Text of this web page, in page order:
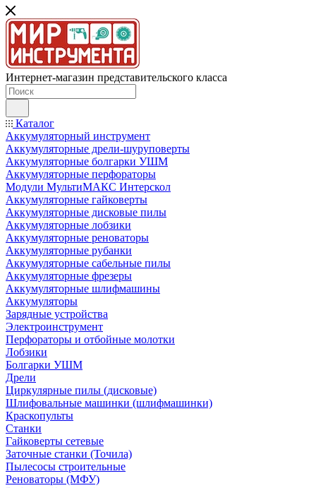
Интернет-магазин представительского класса
Каталог
Аккумуляторный инструмент
Аккумуляторные дрели-шуруповерты
Аккумуляторные болгарки УШМ
Аккумуляторные перфораторы
Модули МультиМАКС Интерскол
Аккумуляторные гайковерты
Аккумуляторные дисковые пилы
Аккумуляторные лобзики
Аккумуляторные реноваторы
Аккумуляторные рубанки
Аккумуляторные сабельные пилы
Аккумуляторные фрезеры
Аккумуляторные шлифмашины
Аккумуляторы
Зарядные устройства
Электроинструмент
Перфораторы и отбойные молотки
Лобзики
Болгарки УШМ
Дрели
Циркулярные пилы (дисковые)
Шлифовальные машинки (шлифмашинки)
Краскопульты
Станки
Гайковерты сетевые
Заточные станки (Точила)
Пылесосы строительные
Реноваторы (МФУ)